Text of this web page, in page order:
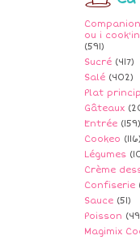
ou i
(591)
Sucré (417)
Salé (402)
Plat
Gâteaux
Entrée (159)
Cookeo (116)
Légumes
Crème
Confiserie
Sauce (51)
Poisson
Magimix